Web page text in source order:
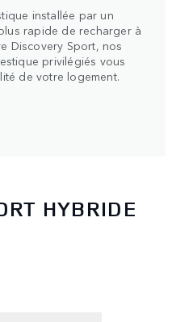
installée par un
rapide de recharger à
Discovery Sport, nos
privilégiés vous
de votre logement.
HYBRIDE